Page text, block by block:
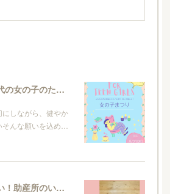
8/20(木)ティーン世代の女の子のためのイベント・女の子まつり
しながら、健やか
んな願いを込め…
8/22(土)知って楽しい！助産所のいろはvol.4